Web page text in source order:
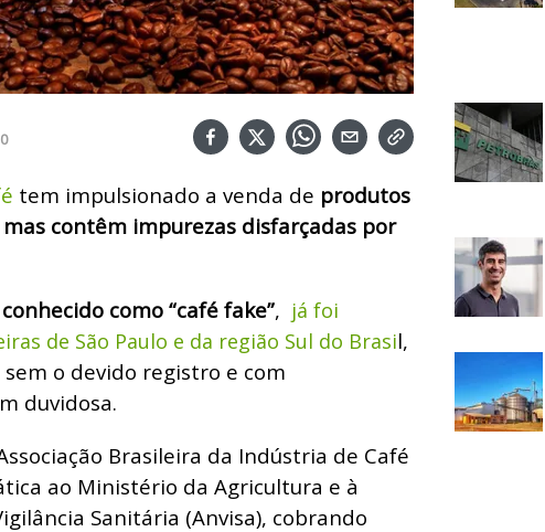
tem impulsionado a venda de produtos
contêm impurezas disfarçadas por
conhecido como “café fake”, já foi
de São Paulo e da região Sul do Brasil,
o devido registro e com
duvidosa.
Brasileira da Indústria de Café
ao Ministério da Agricultura e à
Sanitária (Anvisa), cobrando